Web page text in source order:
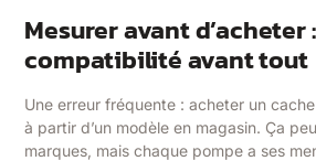
Mesurer avant d’acheter
compatibilité avant tout
Une erreur fréquente : acheter un
à partir d’un modèle en magasin. Ça
marques, mais chaque pompe a ses